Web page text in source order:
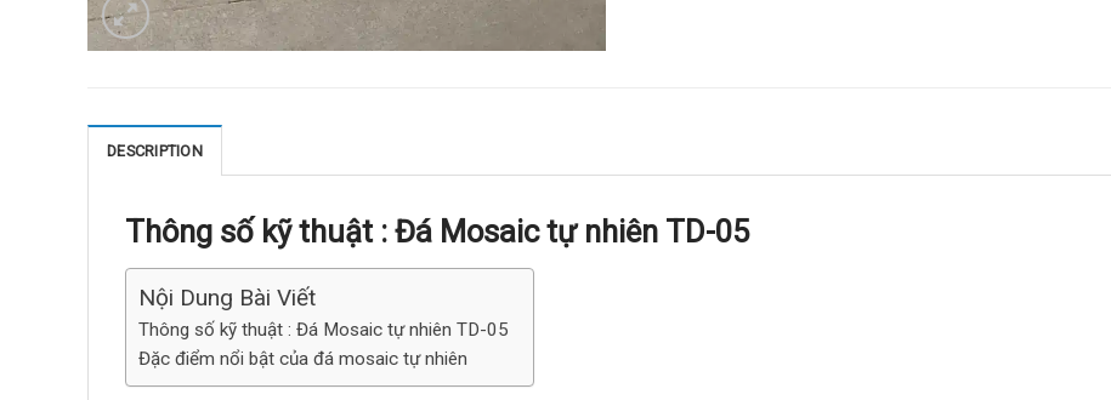
DESCRIPTION
Thông số kỹ thuật : Đá Mosaic tự nhiên TD-05
Nội Dung Bài Viết
Thông số kỹ thuật : Đá Mosaic tự nhiên TD-05
Đặc điểm nổi bật của đá mosaic tự nhiên